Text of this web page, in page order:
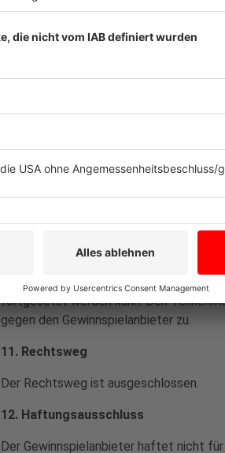
Ausschüttung des Gewinns
9. Veröffentlichung von Namen;
RADIO WMW darf den vollständigen
den Internetseiten von RADIO WMW
Veröffentlichung zugestimmt hat.
Der Gewinner verpflichtet sich, in
Textpromotions im Hörfunk, Internet
Der Gewinnspielanbieter behält sich
beenden. Dies gilt insbesondere bei
(organisatorischen, technischen oder
fortgesetzt werden kann. Den
gegen den Gewinnspielanbieter zu.
11. Rechtsweg
Der Rechtsweg ist ausgeschlossen.
12. Haftungsausschluss
Der Gewinnspielanbieter haftet nicht